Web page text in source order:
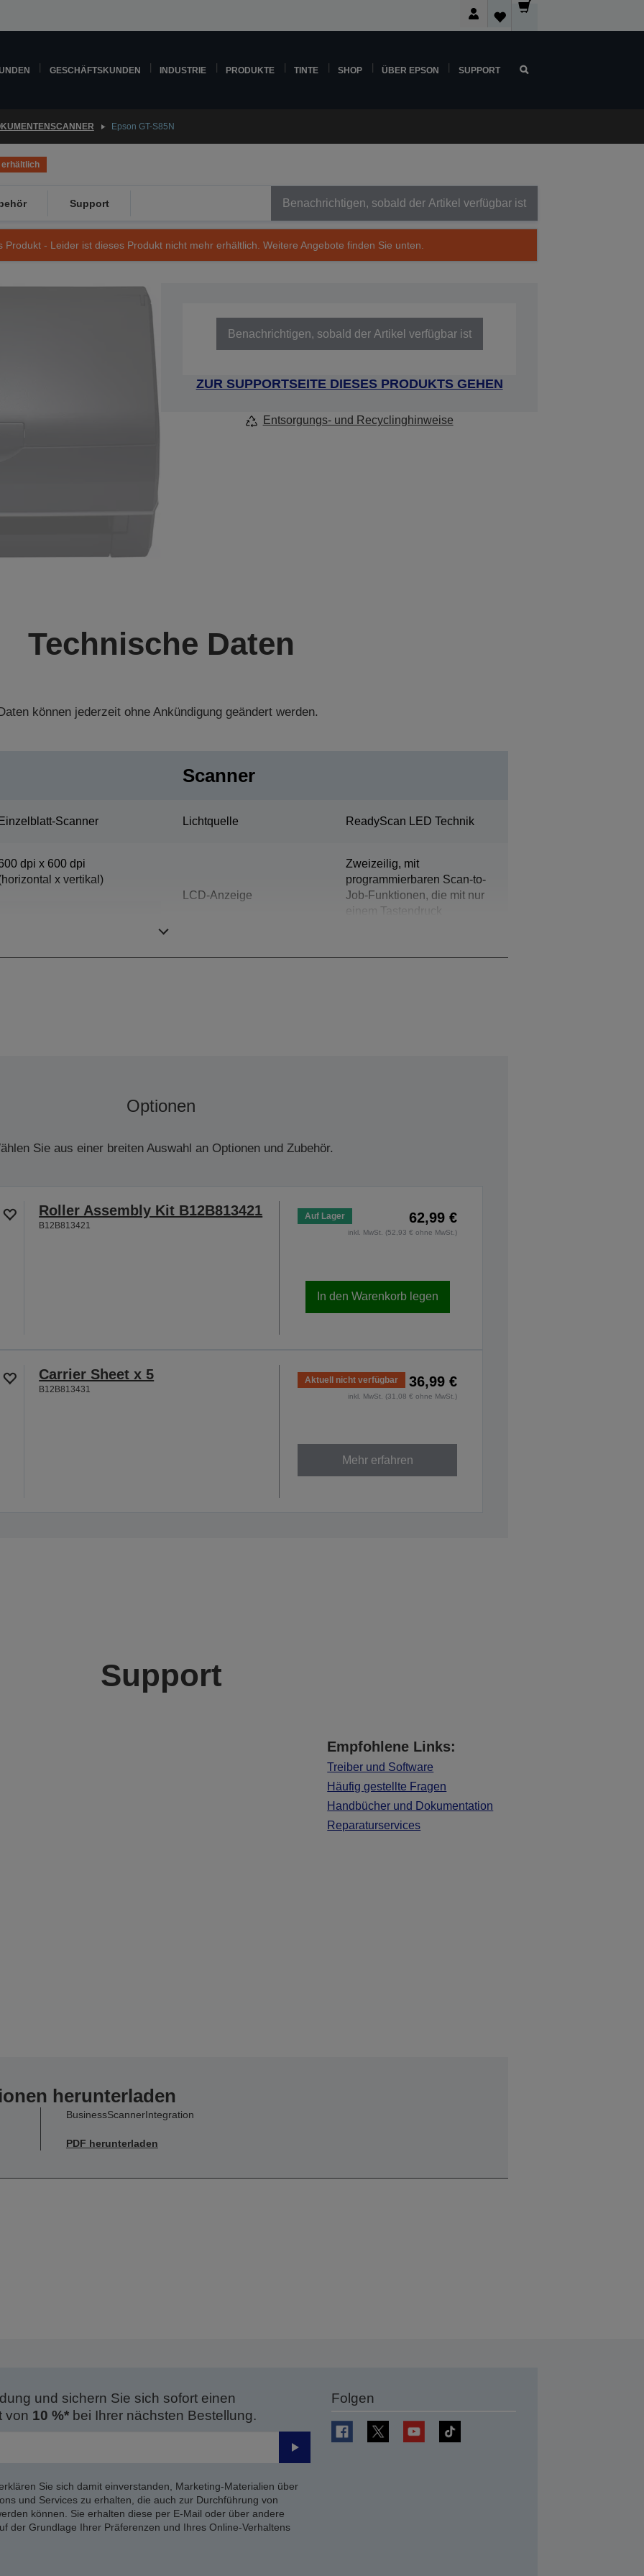
GESCHÄFTSKUNDEN INDUSTRIE PRODUKTE TINTE SHOP ÜBER EPSON SUPPORT
Epson GT-S85N
Support Benachrichtigen, sobald der Artikel verfügbar ist
Produkt - Leider ist dieses Produkt nicht mehr erhältlich. Weitere Angebote finden Sie unten.
Benachrichtigen, sobald der Artikel verfügbar ist
ZUR SUPPORTSEITE DIESES PRODUKTS GEHEN
Entsorgungs- und Recyclinghinweise
Technische Daten
können jederzeit ohne Ankündigung geändert werden.
Scanner
dpi x 600 dpi
x vertikal)
Scanner
Lichtquelle ReadyScan LED Technik
LCD-Anzeige
Zweizeilig, mit
programmierbaren Scan-to-
Job-Funktionen, die mit nur
einem Tastendruck
Optionen
Sie aus einer breiten Auswahl an Optionen und Zubehör.
Roller Assembly Kit B12B813421
B12B813421
Auf Lager 62,99 €
inkl. MwSt. (52,93 € ohne MwSt.)
In den Warenkorb legen
Carrier Sheet x 5
B12B813431
Aktuell nicht verfügbar 36,99 €
inkl. MwSt. (31,08 € ohne MwSt.)
Mehr erfahren
Support
Empfohlene Links:
Treiber und Software
Häufig gestellte Fragen
Handbücher und Dokumentation
Reparaturservices
herunterladen
BusinessScannerIntegration
PDF herunterladen
und sichern Sie sich sofort einen
von 10 %*bei Ihrer nächsten Bestellung.
Senden
Sie sich damit einverstanden, Marketing-Materialien über
und Services zu erhalten, die auch zur Durchführung von
können. Sie erhalten diese per E-Mail oder über andere
der Grundlage Ihrer Präferenzen und Ihres Online-Verhaltens
Folgen